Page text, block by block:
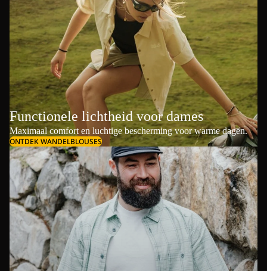
Functionele lichtheid voor dames
Maximaal comfort en luchtige bescherming voor warme dagen.
ONTDEK WANDELBLOUSES